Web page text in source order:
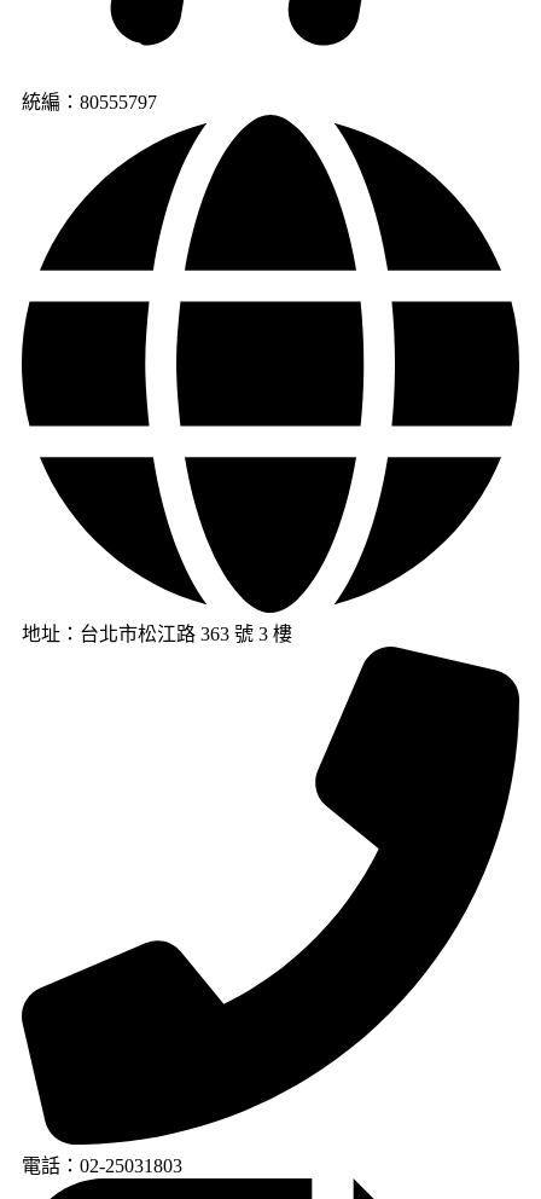
統編：80555797
地址：台北市松江路 363 號 3 樓
電話：02-25031803